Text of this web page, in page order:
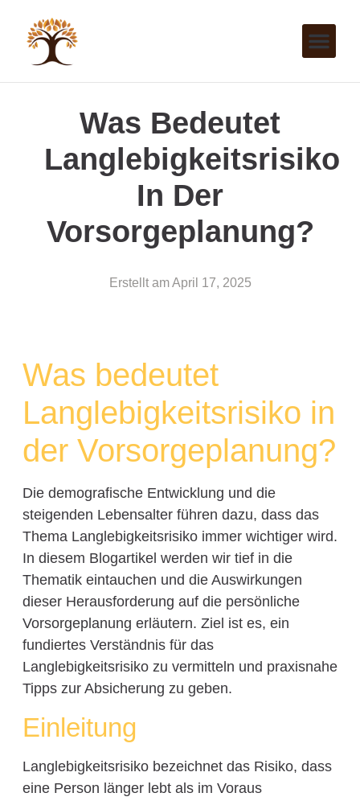
Was Bedeutet
Langlebigkeitsrisiko
In Der
Vorsorgeplanung?
Erstellt am April 17, 2025
Was bedeutet
Langlebigkeitsrisiko in
der Vorsorgeplanung?
Die demografische Entwicklung und die
steigenden Lebensalter führen dazu, dass das
Thema Langlebigkeitsrisiko immer wichtiger wird.
In diesem Blogartikel werden wir tief in die
Thematik eintauchen und die Auswirkungen
dieser Herausforderung auf die persönliche
Vorsorgeplanung erläutern. Ziel ist es, ein
fundiertes Verständnis für das
Langlebigkeitsrisiko zu vermitteln und praxisnahe
Tipps zur Absicherung zu geben.
Einleitung
Langlebigkeitsrisiko bezeichnet das Risiko, dass
eine Person länger lebt als im Voraus